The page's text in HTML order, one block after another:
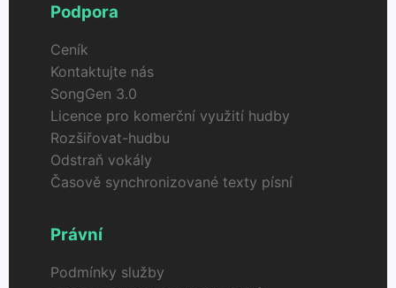
Podpora
Ceník
Kontaktujte nás
SongGen 3.0
Licence pro komerční využití hudby
Rozšiřovat-hudbu
Odstraň vokály
Časově synchronizované texty písní
Právní
Podmínky služby